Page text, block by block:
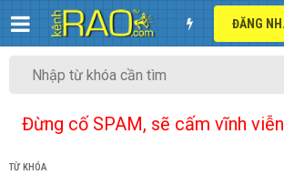
Đừng cố SPAM, sẽ cấm vĩnh
TỪ KHÓA